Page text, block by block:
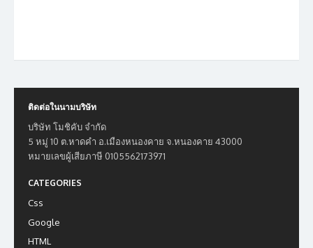
ติดต่อในนามบริษัท
บริษัท โมชิคับ จำกัด
5 หมู่ 10 ต.หาดคำ อ.เมืองหนองคาย จ.หนองคาย 43000
หมายเลขผู้เสียภาษี 0105562173971
CATEGORIES
Css
Google
HTML